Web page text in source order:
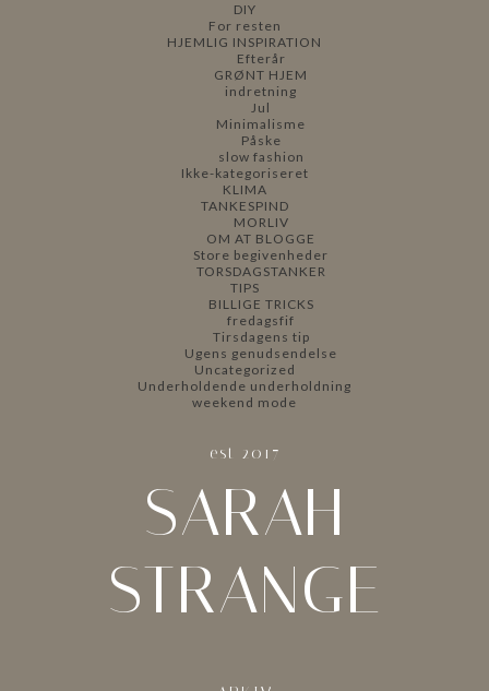
DIY
For resten
HJEMLIG INSPIRATION
Efterår
GRØNT HJEM
indretning
Jul
Minimalisme
Påske
slow fashion
Ikke-kategoriseret
KLIMA
TANKESPIND
MORLIV
OM AT BLOGGE
Store begivenheder
TORSDAGSTANKER
TIPS
BILLIGE TRICKS
fredagsfif
Tirsdagens tip
Ugens genudsendelse
Uncategorized
Underholdende underholdning
weekend mode
est 2017
SARAH
STRANGE